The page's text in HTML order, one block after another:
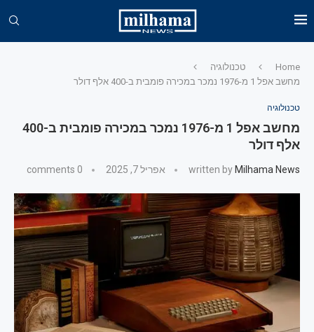
Home
טכנולוגיה
מחשב אפל 1 מ-1976 נמכר במכירה פומבית ב-400 אלף דולר
טכנולוגיה
מחשב אפל 1 מ-1976 נמכר במכירה פומבית ב-400
אלף דולר
written by Milhama News אפריל 7, 2025 0 comments